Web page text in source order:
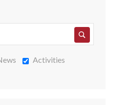
Activities